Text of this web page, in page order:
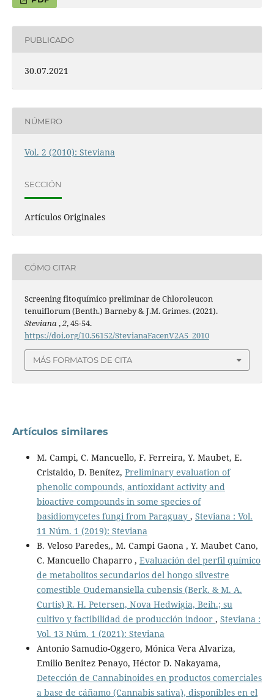
PUBLICADO
30.07.2021
NÚMERO
Vol. 2 (2010): Steviana
SECCIÓN
Artículos Originales
CÓMO CITAR
Screening fitoquímico preliminar de Chloroleucon
tenuiflorum (Benth.) Barneby & J.M. Grimes. (2021).
Steviana,2, 45-54.
https://doi.org/10.56152/StevianaFacenV2A5_2010
MÁS FORMATOS DE CITA
Artículos similares
M. Campi, C. Mancuello, F. Ferreira, Y. Maubet, E.
Cristaldo, D. Benítez, Preliminary evaluation of
phenolic compounds, antioxidant activity and
bioactive compounds in some species of
basidiomycetes fungi from Paraguay , Steviana : Vol.
11 Núm. 1 (2019): Steviana
B. Veloso Paredes,, M. Campi Gaona , Y. Maubet Cano,
C. Mancuello Chaparro , Evaluación del perfil químico
de metabolitos secundarios del hongo silvestre
comestible Oudemansiella cubensis (Berk. & M. A.
Curtis) R. H. Petersen, Nova Hedwigia, Beih.; su
cultivo y factibilidad de producción indoor , Steviana :
Vol. 13 Núm. 1 (2021): Steviana
Antonio Samudio-Oggero, Mónica Vera Alvariza,
Emilio Benitez Penayo, Héctor D. Nakayama,
Detección de Cannabinoides en productos comerciales
a base de cáñamo (Cannabis sativa), disponibles en el